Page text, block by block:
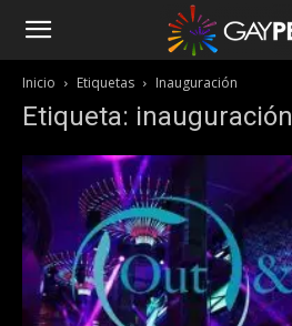
Inicio Etiquetas Inauguración
Etiqueta: inauguración